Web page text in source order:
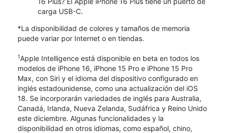
carga USB-C.
*La disponibilidad de colores y tamaños de memoria
puede variar por Internet o en tiendas.
1Apple Intelligence está disponible en beta en todos los
modelos de iPhone 16, iPhone 15 Pro e iPhone 15 Pro
Max, con Siri y el idioma del dispositivo configurado en
inglés estadounidense, como una actualización del iOS
18. Se incorporarán variedades de inglés para Australia,
Canadá, Irlanda, Nueva Zelanda, Sudáfrica y Reino Unido
este diciembre. Algunas funcionalidades y la
disponibilidad en otros idiomas, como español, chino,